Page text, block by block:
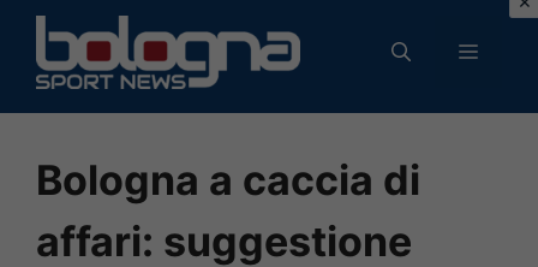
contenuto
MENU
Bologna a caccia di
affari: suggestione